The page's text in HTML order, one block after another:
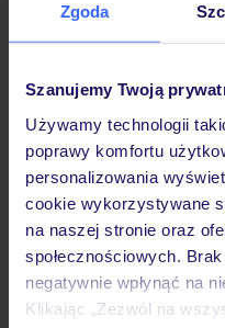
Zgoda
Szanujemy Twoją
Używamy technologii
poprawy komfortu
personalizowania
cookie wykorzystywane
na naszej stronie oraz
społecznościowych.
negatywnie wpłynąć na
Klikając „Zezwól na
Hotel
Opinie
Pokoje